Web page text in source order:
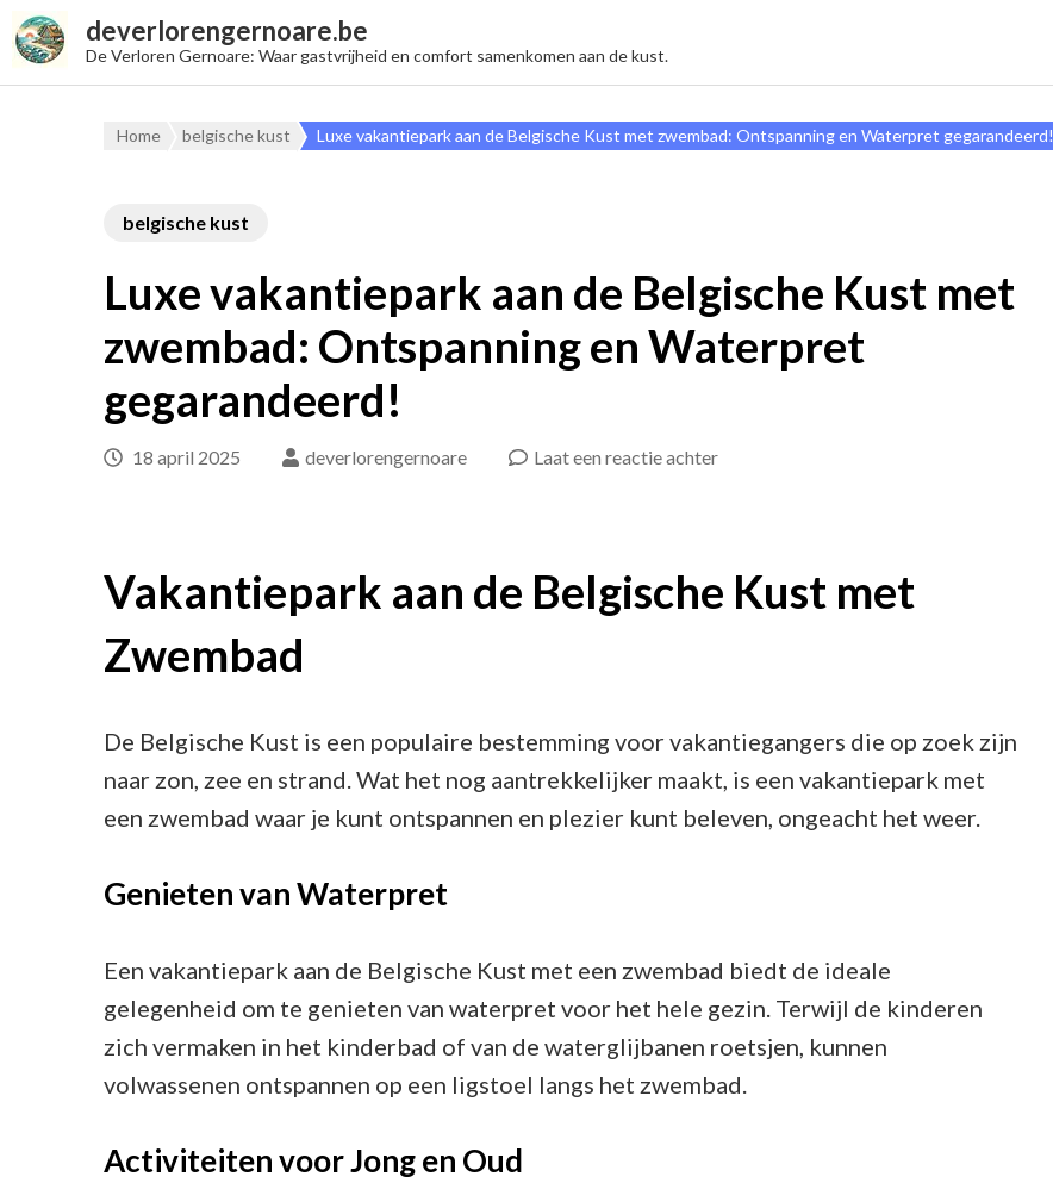
deverlorengernoare.be
De Verloren Gernoare: Waar gastvrijheid en comfort samenkomen aan de kust.
Home belgische kust Luxe vakantiepark aan de Belgische Kust met zwembad: Ontspanning en Waterpret gegarandeerd!
belgische kust
Luxe vakantiepark aan de Belgische Kust met
zwembad: Ontspanning en Waterpret
gegarandeerd!
18 april 2025 deverlorengernoare Laat een reactie achterop
aan
de
zwembad:
Ontspanning
Vakantiepark aan de Belgische Kust met
Zwembad
De Belgische Kust is een populaire bestemming voor vakantiegangers die op zoek zijn
naar zon, zee en strand. Wat het nog aantrekkelijker maakt, is een vakantiepark met
een zwembad waar je kunt ontspannen en plezier kunt beleven, ongeacht het weer.
Genieten van Waterpret
Een vakantiepark aan de Belgische Kust met een zwembad biedt de ideale
gelegenheid om te genieten van waterpret voor het hele gezin. Terwijl de kinderen
zich vermaken in het kinderbad of van de waterglijbanen roetsjen, kunnen
volwassenen ontspannen op een ligstoel langs het zwembad.
Activiteiten voor Jong en Oud